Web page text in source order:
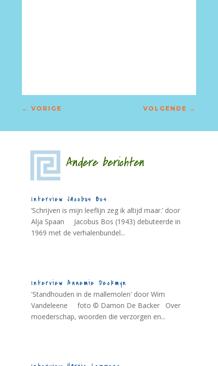
← VORIGE VOLGENDE →
Andere berichten
Interview Jacobus Bos
‘Schrijven is mijn leeflijn zeg ik altijd maar.’ door
Alja Spaan Jacobus Bos (1943) debuteerde in
1969 met de verhalenbundel...
Interview Annemie Deckmyn
'Standhouden in de mallemolen' door Wim
Vandeleene foto © Damon De Backer Over
moederschap, woorden die verzorgen en...